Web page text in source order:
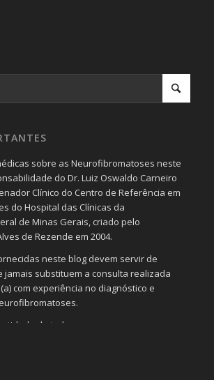
sobre as Neurofibromatoses neste
do Dr. Luiz Oswaldo Carneiro
Clínico do Centro de Referência em
do Hospital das Clínicas da
de Minas Gerais, criado pelo
de Rezende em 2004.
neste blog devem servir de
jamais substituem a consulta realizada
com experiência no diagnóstico e
de todas as pessoas que